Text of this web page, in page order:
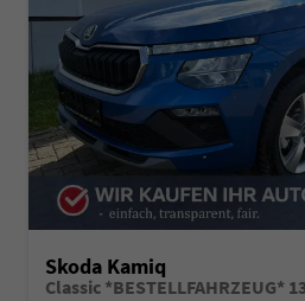
Skoda Kamiq